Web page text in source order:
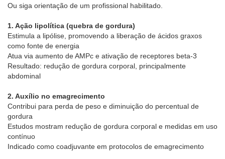
Ou siga orientação de um profissional habilitado.
1. Ação lipolítica (quebra de gordura)
Estimula a lipólise, promovendo a liberação de ácidos graxos
como fonte de energia
Atua via aumento de AMPc e ativação de receptores beta-3
Resultado: redução de gordura corporal, principalmente
abdominal
2. Auxílio no emagrecimento
Contribui para perda de peso e diminuição do percentual de
gordura
Estudos mostram redução de gordura corporal e medidas em uso
contínuo
Indicado como coadjuvante em protocolos de emagrecimento